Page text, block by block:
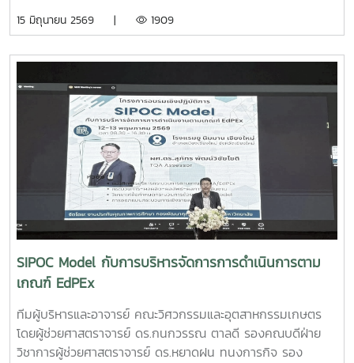
2026 รอบภูมิภาค ภาคเหนือ ซึ่งจัดขึ้นเมื่อวันที่ 11 พฤษภาคม
เหนือ) จังหวัดเชียงใหม่ ผลงาน“เครื่องสกัดกาแฟรูปแบบใหม่โดย
ใช้เทคโนโลยี PLU”สมาชิกทีม• นายอนุพงศ์ เขื่อนแก้วนักศึกษา
ปริญญาโท คณะวิศวกรรมและอุตสาหกรรมเกษตร• นายอาทิตย์
ด่านกระโทกนักศึกษาปริญญาโท คณะวิศวกรรมและอุตสาหกรรม
เกษตร• นายตันติกร กันนานักศึกษาปริญญาตรี คณะ
บริหารธุรกิจ• Nirmala Bhuvana Chandra
Ramisettyนักศึกษาปริญญาโท วิทยาลัยนานาชาติอาจารย์ที่
ปรึกษารองศาสตราจารย์ ดร.จตุรภัทร วาฤทธิ์คณะวิศวกรรมและ
อุตสาหกรรมเกษตรการแข่งขัน Startup Thailand League
2026 เป็นเวทีสำคัญในการส่งเสริมศักยภาพนักศึกษาด้าน
นวัตกรรมและการเป็นผู้ประกอบการรุ่นใหม่ โดยเปิดโอกาสให้
นักศึกษาได้นำเสนอแนวคิดธุรกิจและผลงานนวัตกรรมสู่การ
พัฒนาเชิงพาณิชย์ในระดับประเทศทั้งนี้ ทีม Coff Brew ได้รับ
คัดเลือกให้พัฒนาผลงานต้นแบบและเตรียมเข้าร่วมกิจกรรม
Demo Day ระหว่างวันที่ 25–27 มิถุนายน 2569 ณ ศูนย์การค้า
สยามพารากอน กรุงเทพมหานคร เพื่อจัดแสดงผลงานต่อนัก
15 มิถุนายน 2569 | 1909
SIPOC Model กับการบริหารจัดการการดำเนินการตาม
เกณฑ์ EdPEx
ทีมผู้บริหารและอาจารย์ คณะวิศวกรรมและอุตสาหกรรมเกษตร
โดยผู้ช่วยศาสตราจารย์ ดร.กนกวรรณ ตาลดี รองคณบดีฝ่าย
วิชาการผู้ช่วยศาสตราจารย์ ดร.หยาดฝน ทนงการกิจ รอง